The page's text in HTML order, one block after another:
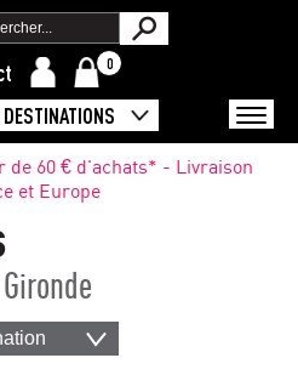
0
DESTINATIONS
de 60 € d'achats* - Livraison
et Europe